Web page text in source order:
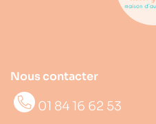
Nous contacter
01 84 16 62 53